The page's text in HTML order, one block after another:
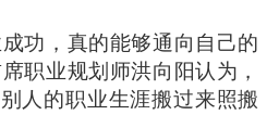
，真的能够通向自己的
职业规划师洪向阳认为，
人的职业生涯搬过来照搬